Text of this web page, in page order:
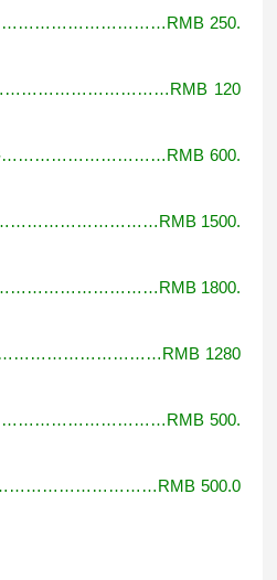
250.
120
…………………………RMB 600.
1500.
1800.
1280
500.
500.0